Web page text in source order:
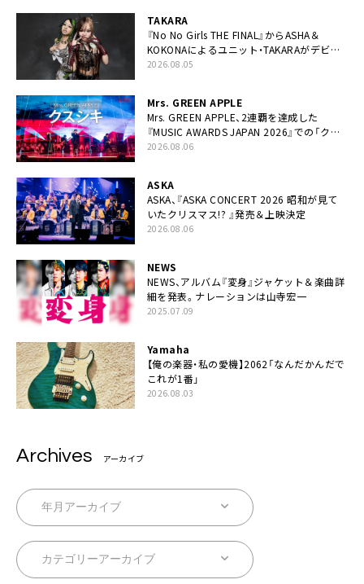
TAKARA
『No No Girls THE FINAL』からASHA＆
KOKONAによるユニット・TAKARAがデビュ
ー
2026.08.05
Mrs. GREEN APPLE
Mrs. GREEN APPLE、2連覇を達成した
『MUSIC AWARDS JAPAN 2026』での「クス
シキ」ライブパフォーマンスをYouTube公開
2026.08.06
ASKA
ASKA、『ASKA CONCERT 2026 昭和が見て
いたクリスマス!? 』発売＆上映決定
2026.08.06
NEWS
NEWS、アルバム『変身』ジャケット＆楽曲詳
細を発表。ナレーションは⼭寺宏⼀
2025.07.09
Yamaha
【俺の楽器・私の愛機】2062「なんだかんだで
これが1番」
2026.08.03
Archives アーカイブ